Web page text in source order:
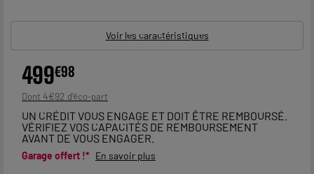
Voir les caractéristiques
499€98
Dont 4€92
UN CRÉDIT VOUS ENGAGE ET DOIT ÊTRE REMBOURSÉ.
VÉRIFIEZ VOS CAPACITÉS DE REMBOURSEMENT
AVANT DE VOUS ENGAGER.
Garage offert !* En savoir plus